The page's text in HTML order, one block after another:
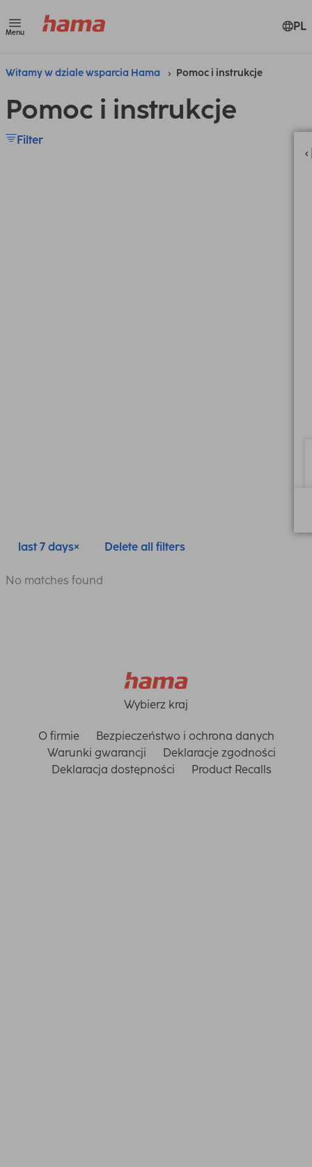
Menu PL
Witamy w dziale wsparcia Hama Pomoc i instrukcje
Pomoc i instrukcje
Filter
last 7 days Delete all filters
No matches found
Wybierz kraj
O firmie
Bezpieczeństwo i ochrona danych
Warunki gwarancji
Deklaracje zgodności
Deklaracja dostępności
Product Recalls